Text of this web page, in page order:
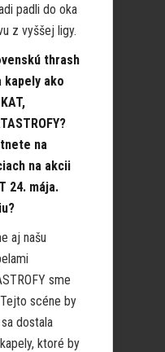
padli do oka
z vyššej ligy.
thrash
kapely ako
na
na akcii
24. mája.
aj našu
sme
scéne by
dostala
ktoré by